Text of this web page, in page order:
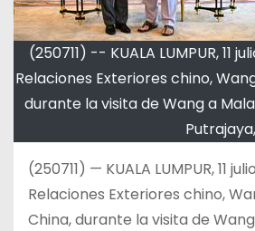
(250711) -- KUALA LUMPUR,
Relaciones Exteriores chino,
durante la visita de Wang a
(250711) — KUALA LUMPUR,
Relaciones Exteriores chino,
China, durante la visita de